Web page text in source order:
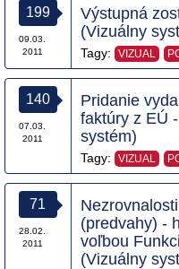
199
09.03.
2011
Výstupná
(Vizuálny
Tagy: VIZUAL
140
07.03.
2011
Pridanie
faktúry z EÚ
systém)
Tagy: VIZUAL
71
28.02.
2011
(predvahy) -
voľbou
(Vizuálny